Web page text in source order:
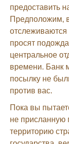
предоставить
Предположим,
отслеживаются
просят
центральное
времени. Банк
посылку не
против вас.
Пока вы
не присланную
территорию